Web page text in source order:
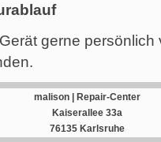
gerne
malison | Repair-Center
Kaiserallee 33a
76135 Karlsruhe